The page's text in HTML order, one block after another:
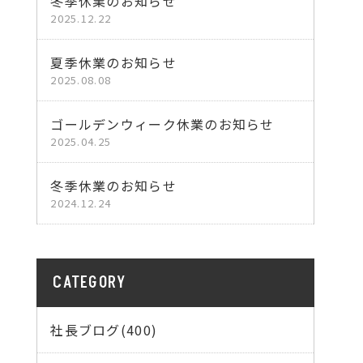
2025.12.22
夏季休業のお知らせ
2025.08.08
ゴールデンウィーク休業のお知らせ
2025.04.25
冬季休業のお知らせ
2024.12.24
CATEGORY
社長ブログ(400)